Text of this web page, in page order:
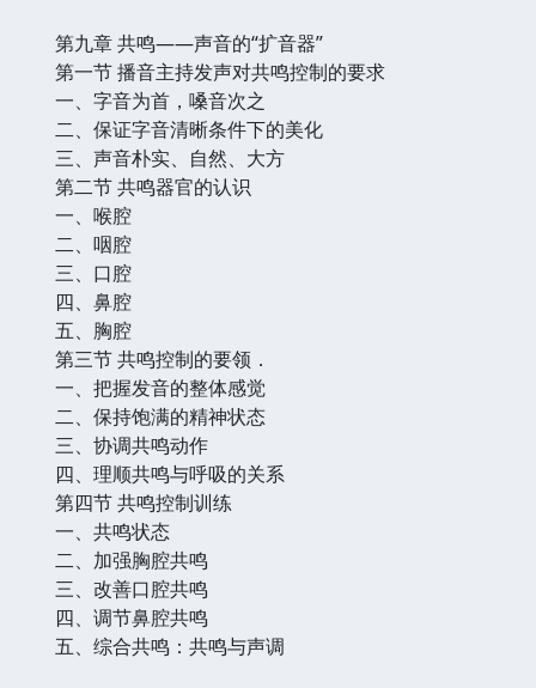
第九章 共鸣——声音的“扩音器”
第一节 播音主持发声对共鸣控制的要求
一、字音为首，嗓音次之
二、保证字音清晰条件下的美化
三、声音朴实、自然、大方
第二节 共鸣器官的认识
一、喉腔
二、咽腔
三、口腔
四、鼻腔
五、胸腔
第三节 共鸣控制的要领．
一、把握发音的整体感觉
二、保持饱满的精神状态
三、协调共鸣动作
四、理顺共鸣与呼吸的关系
第四节 共鸣控制训练
一、共鸣状态
二、加强胸腔共鸣
三、改善口腔共鸣
四、调节鼻腔共鸣
五、综合共鸣：共鸣与声调